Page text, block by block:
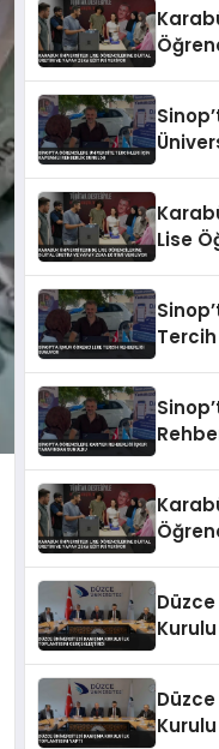
Lise
Kurulu
Kurulu